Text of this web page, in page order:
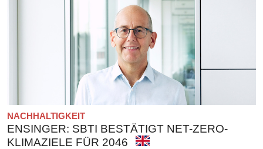
NACHHALTIGKEIT
ENSINGER: SBTI BESTÄTIGT NET-ZERO-
KLIMAZIELE FÜR 2046